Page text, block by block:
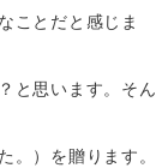
ことだと感じま
と思います。そん
。）を贈ります。